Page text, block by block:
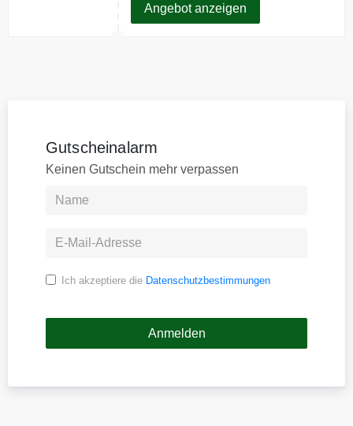
Angebot anzeigen
Gutscheinalarm
Keinen Gutschein mehr verpassen
Ich akzeptiere die Datenschutzbestimmungen